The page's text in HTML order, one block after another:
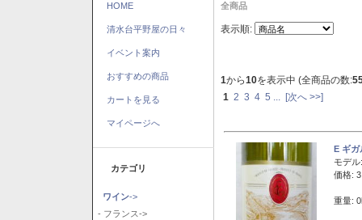
HOME
清水台平野屋の日々
イベント案内
おすすめの商品
カートを見る
マイページへ
カテゴリ
ワイン->
- フランス->
全商品
表示順:
1から10を表示中 (全商品の数:
1 2 3 4 5 [次へ >>]
E ギ
モデル:
価格:
重量: